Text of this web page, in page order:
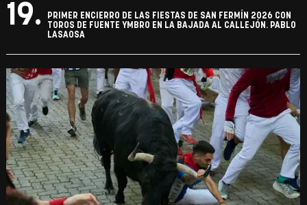
19.
PRIMER ENCIERRO DE LAS FIESTAS DE SAN FERMÍN 2026 CON
TOROS DE FUENTE YMBRO EN LA BAJADA AL CALLEJÓN. PABLO
LASAOSA